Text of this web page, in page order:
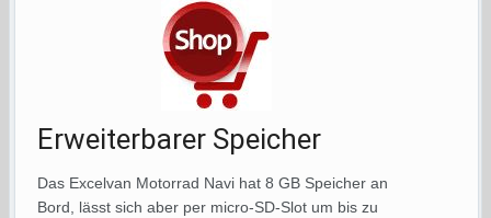
Erweiterbarer Speicher
Das Excelvan Motorrad Navi hat 8 GB Speicher an
Bord, lässt sich aber per micro-SD-Slot um bis zu